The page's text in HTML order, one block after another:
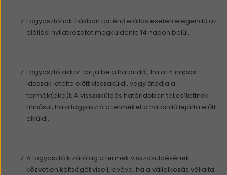
Fogyasztónak írásban történő elállás esetén elegendő az
elállási nyilatkozatot megküldenie 14 napon belül.
Fogyasztó akkor tartja be a határidőt, ha a 14 napos
időszak letelte előtt visszaküldi, vagy átadja a
termék(eke)t. A visszaküldés határidőben teljesítettnek
minősül, ha a fogyasztó a terméket a határidő lejárta előtt
elküldi.
A fogyasztó kizárólag a termék visszaküldésének
közvetlen költségét viseli, kivéve, ha a vállalkozás vállalta